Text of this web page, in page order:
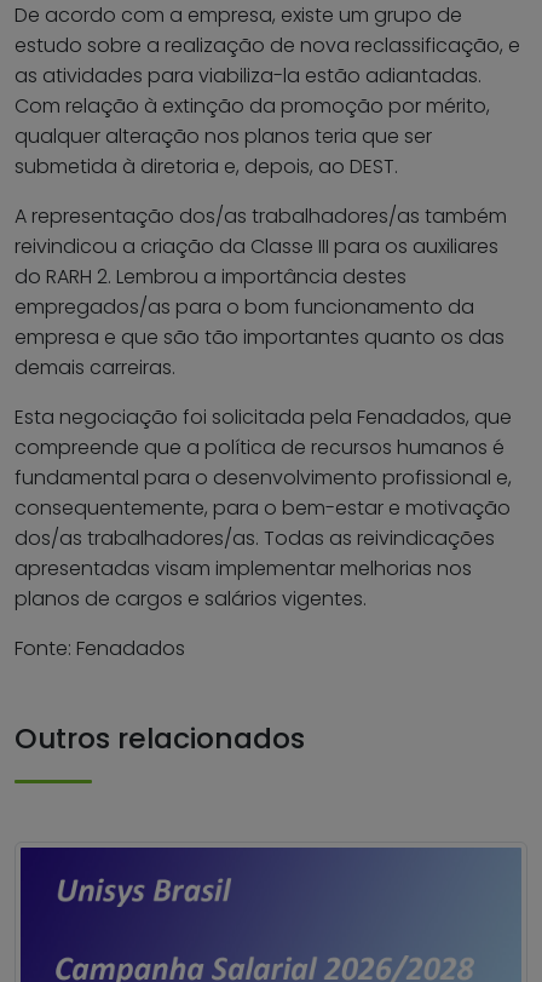
De acordo com a empresa, existe um grupo de
estudo sobre a realização de nova reclassificação, e
as atividades para viabiliza-la estão adiantadas.
Com relação à extinção da promoção por mérito,
qualquer alteração nos planos teria que ser
submetida à diretoria e, depois, ao DEST.
A representação dos/as trabalhadores/as também
reivindicou a criação da Classe III para os auxiliares
do RARH 2. Lembrou a importância destes
empregados/as para o bom funcionamento da
empresa e que são tão importantes quanto os das
demais carreiras.
Esta negociação foi solicitada pela Fenadados, que
compreende que a política de recursos humanos é
fundamental para o desenvolvimento profissional e,
consequentemente, para o bem-estar e motivação
dos/as trabalhadores/as. Todas as reivindicações
apresentadas visam implementar melhorias nos
planos de cargos e salários vigentes.
Fonte: Fenadados
Outros relacionados